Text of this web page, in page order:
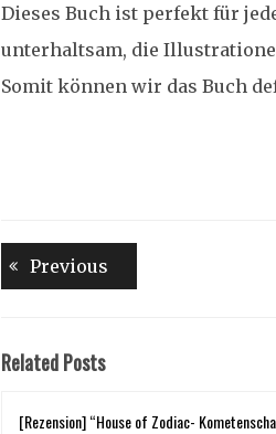
Dieses Buch ist perfekt für
unterhaltsam, die
Somit können wir das Buch
Beitragsnavigation
Previous
Related Posts
[Rezension] “House of Zodiac-